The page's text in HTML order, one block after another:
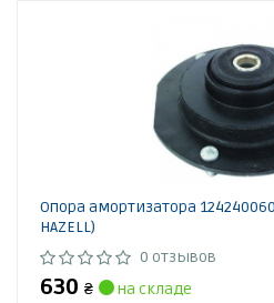
Опора амортизатора
HAZELL)
0 отзывов
630 ₴
на складе